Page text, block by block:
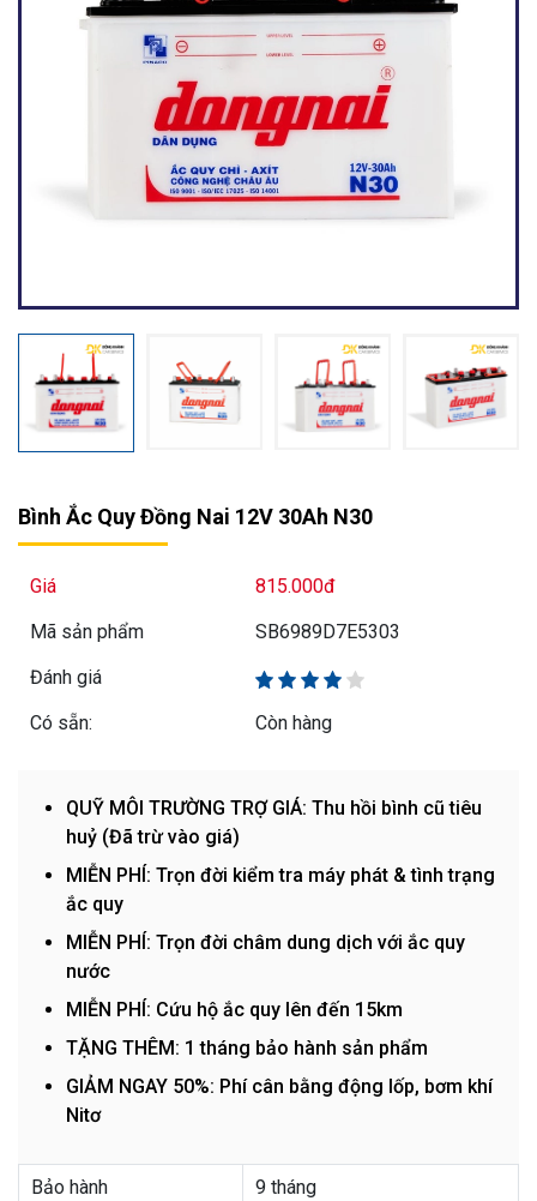
Bình Ắc Quy Đồng Nai 12V 30Ah N30
Giá
815.000đ
Mã sản phẩm
SB6989D7E5303
Đánh giá
Có sẵn:
Còn hàng
QUỸ MÔI TRƯỜNG TRỢ GIÁ: Thu hồi bình cũ tiêu
huỷ (Đã trừ vào giá)
MIỄN PHÍ: Trọn đời kiểm tra máy phát & tình trạng
ắc quy
MIỄN PHÍ: Trọn đời châm dung dịch với ắc quy
nước
MIỄN PHÍ: Cứu hộ ắc quy lên đến 15km
TẶNG THÊM: 1 tháng bảo hành sản phẩm
GIẢM NGAY 50%: Phí cân bằng động lốp, bơm khí
Nitơ
Bảo hành 9 tháng